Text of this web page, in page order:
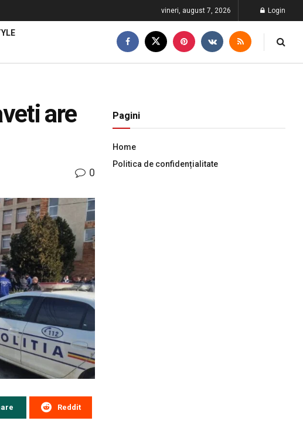
vineri, august 7, 2026 Login
are
0
Reddit
Pagini
Home
Politica de confidențialitate